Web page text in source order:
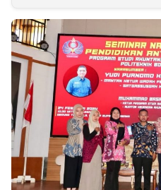
INDONESIA
Partner
Insight
NTB
Suara
Time
Lens
IDN
Daily
Jogja
Jalan
Rakyat
Idealita
News
Kita
Notice
Dinamikapost.com
Radar
Baru
Seedbacklink
Follow
Kabarbaru